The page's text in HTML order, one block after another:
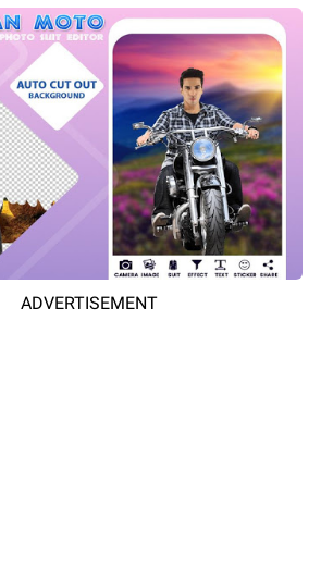
ADVERTISEMENT